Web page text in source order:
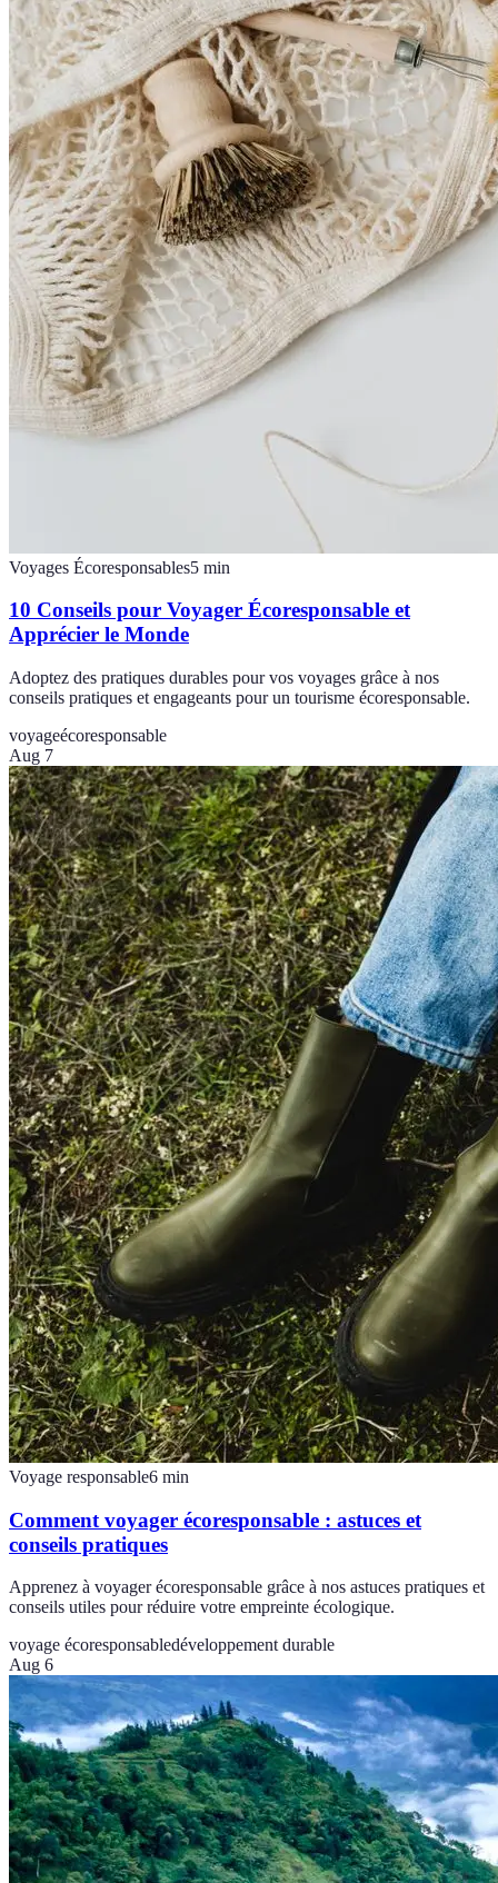
Voyages Écoresponsables5 min
10 Conseils pour Voyager Écoresponsable et
Apprécier le Monde
Adoptez des pratiques durables pour vos voyages grâce à nos
conseils pratiques et engageants pour un tourisme écoresponsable.
voyageécoresponsable
Aug 7
Voyage responsable6 min
Comment voyager écoresponsable : astuces et
conseils pratiques
Apprenez à voyager écoresponsable grâce à nos astuces pratiques et
conseils utiles pour réduire votre empreinte écologique.
voyage écoresponsabledéveloppement durable
Aug 6